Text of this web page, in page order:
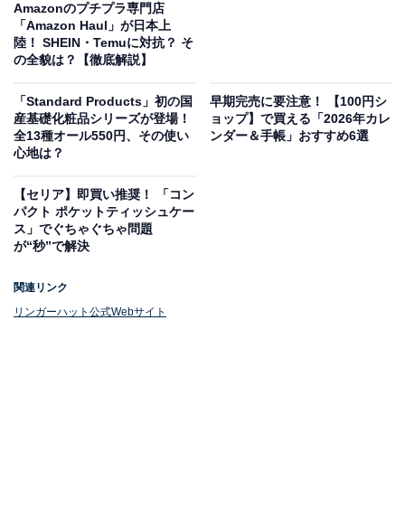
気になる中身は？ どれくらいお得？
福袋は今年も充実の内容。リンガーハットを存分に楽し
めるものとなっています。
オリジナルトートバッグ
Amazonのプチプラ専門店
「Amazon Haul」が日本上
陸！ SHEIN・Temuに対抗？ そ
の全貌は？【徹底解説】
「Standard Products」初の国
産基礎化粧品シリーズが登場！
全13種オール550円、その使い
心地は？
早期完売に要注意！ 【100円シ
ョップ】で買える「2026年カレ
ンダー＆手帳」おすすめ6選
【セリア】即買い推奨！ 「コン
パクト ポケットティッシュケー
ス」でぐちゃぐちゃ問題
が“秒”で解決
関連リンク
リンガーハット公式Webサイト